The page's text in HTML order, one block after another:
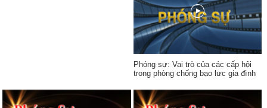
Phóng sự: Vai trò của các cấp hội
trong phòng chống bạo lưc gia đình